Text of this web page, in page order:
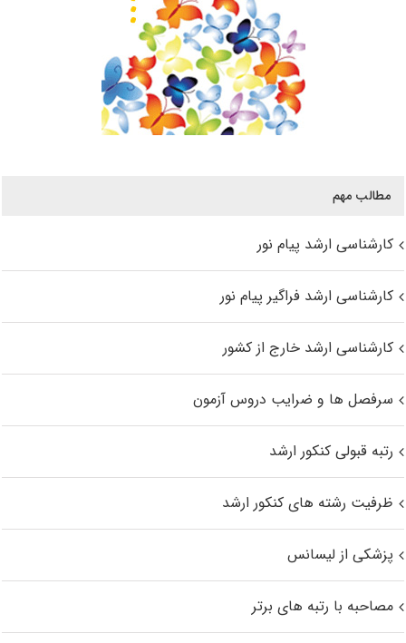
مطالب مهم
کارشناسی ارشد پیام نور
کارشناسی ارشد فراگیر پیام نور
کارشناسی ارشد خارج از کشور
سرفصل ها و ضرایب دروس آزمون
رتبه قبولی کنکور ارشد
ظرفیت رشته های کنکور ارشد
پزشکی از لیسانس
مصاحبه با رتبه های برتر